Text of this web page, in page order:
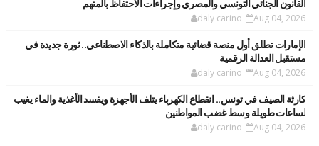
القانون الجنائي التونسي والمصري وإجراءات الاحتفاظ بالمتهم
daly carino Aug 04, 2026
الإمارات تطلق أول منصة قضائية متكاملة بالذكاء الاصطناعي.. ثورة جديدة في
مستقبل العدالة الرقمية
daly carino Aug 04, 2026
كارثة الصيف في تونس.. انقطاع الكهرباء يتلف الأجهزة ويفسد الأغذية والماء يغيب
لساعات طويلة وسط غضب المواطنين
daly carino Aug 04, 2026